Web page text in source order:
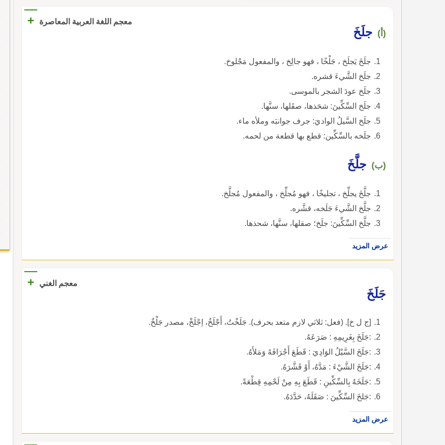
معجم اللغة العربية المعاصرة +
(أ) جلَخَ
جلَخَ يَجلَخ ، جَلْخًا ، فهو جالِخ ، والمفعول مَجْلوخ.
جلَخ الشَّيءَ قشره.
جلَخ عودَ الشجر بالموسى.
جلَخ السِّكِّينَ: شحَذها، صقَلها، سنَّها.
جلَخ السَّيلُ الواديَ: جرف جوانبَه وملأه ماء.
جلَخه بالسِّكِّين: قطع بها قطعة من لحمه.
(ب) جلَّخَ
جلَّخَ يجلِّخ ، تجليخًا ، فهو مُجلِّخ ، والمفعول مُجلَّخ.
جلَّخ الشَّيءَ جَلَخه، قشَّره.
جلَّخ السِّكِّينَ: جلَخ؛ صقلها، سنَّها، شحذها.
عرض المزيد
معجم الغني
+
جَلَخَ
[ج ل خ]. (فعل: ثلاثي لازم متعد بحرف). جَلَخْتُ، أَجْلَخُ، اِجْلَخْ، مصدر جَلْخٌ.
:جَلَخَ بِغَرِيمِهِ : صَرَعَهُ.
:جَلَخَ السَّيْلُ الوَادِيَ : قَطَعَ أَجْرَافَهُ وَمَلأَهُ.
:جَلَخَ الشَّيْءَ : مَدَّهُ، أَوْ قَشَّرَهُ.
:جَلَخَهُ بِالسِّكِّينِ : قَطَعَ بِهِ مِنْ لَحْمِهِ قِطْعَةً.
:جَلخَ السِّكِّينَ : صَقَلَهُ، حَدَّدَهُ.
عرض المزيد